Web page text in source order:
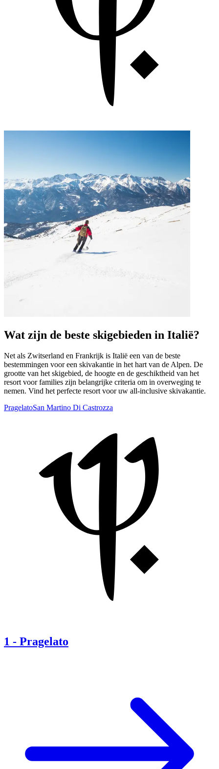
Wat zijn de beste skigebieden in Italië?
Net als Zwitserland en Frankrijk is Italië een van de beste
bestemmingen voor een skivakantie in het hart van de Alpen. De
grootte van het skigebied, de hoogte en de geschiktheid van het
resort voor families zijn belangrijke criteria om in overweging te
nemen. Vind het perfecte resort voor uw all-inclusive skivakantie.
PragelatoSan Martino Di Castrozza
1 - Pragelato